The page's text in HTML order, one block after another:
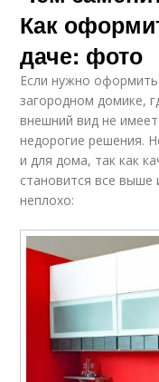
Как
даче: фото
Если нужно
загородном домике,
внешний вид не
недорогие решения.
и для дома, так как
становится все
неплохо: